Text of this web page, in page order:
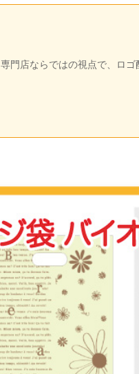
専門店ならではの視点で、ロ